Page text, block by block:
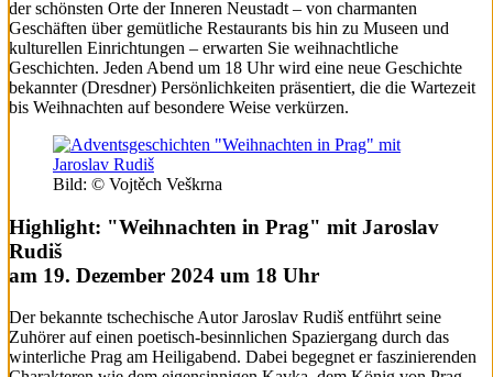
der schönsten Orte der Inneren Neustadt – von charmanten
Geschäften über gemütliche Restaurants bis hin zu Museen und
kulturellen Einrichtungen – erwarten Sie weihnachtliche
Geschichten. Jeden Abend um 18 Uhr wird eine neue Geschichte
bekannter (Dresdner) Persönlichkeiten präsentiert, die die Wartezeit
bis Weihnachten auf besondere Weise verkürzen.
Bild: © Vojtěch Veškrna
Highlight: "Weihnachten in Prag" mit Jaroslav
Rudiš
am 19. Dezember 2024 um 18 Uhr
Der bekannte tschechische Autor Jaroslav Rudiš entführt seine
Zuhörer auf einen poetisch-besinnlichen Spaziergang durch das
winterliche Prag am Heiligabend. Dabei begegnet er faszinierenden